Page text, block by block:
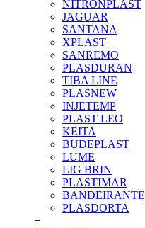
NITRONPLAST
JAGUAR
SANTANA
XPLAST
SANREMO
PLASDURAN
TIBA LINE
PLASNEW
INJETEMP
PLAST LEO
KEITA
BUDEPLAST
LUME
LIG BRIN
PLASTIMAR
BANDEIRANTE
PLASDORTA
+